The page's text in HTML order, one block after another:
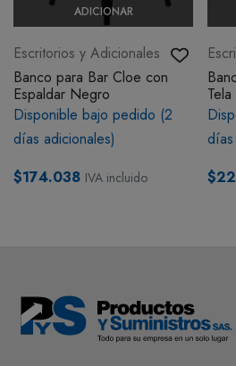
ADICIONAR
Escritorios y Adicionales
Banco para Bar Cloe con
Espaldar Negro
Disponible bajo pedido (2
días adicionales)
$174.038 IVA incluido